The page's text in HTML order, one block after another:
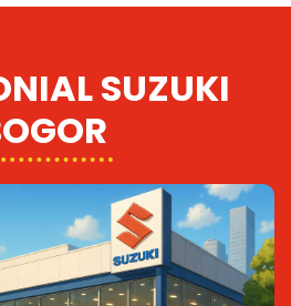
SUZUKI